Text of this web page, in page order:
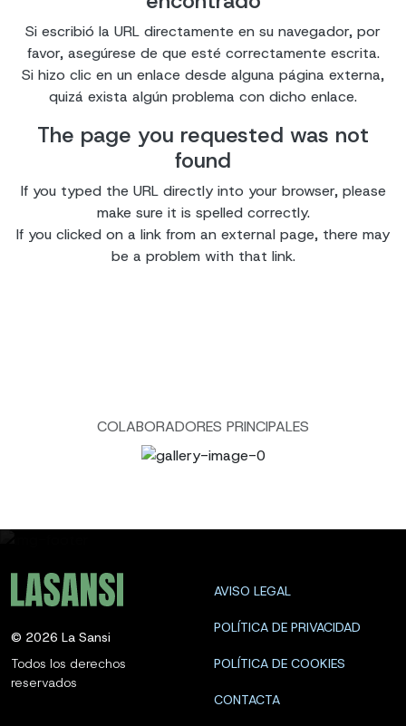
Si escribió la URL directamente en su navegador, por
favor, asegúrese de que esté correctamente escrita.
Si hizo clic en un enlace desde alguna página externa,
quizá exista algún problema con dicho enlace.
The page you requested was not
found
If you typed the URL directly into your browser, please
make sure it is spelled correctly.
If you clicked on a link from an external page, there may
be a problem with that link.
COLABORADORES PRINCIPALES
© 2026 La Sansi
Todos los derechos
reservados
AVISO LEGAL
POLÍTICA DE PRIVACIDAD
POLÍTICA DE COOKIES
CONTACTA